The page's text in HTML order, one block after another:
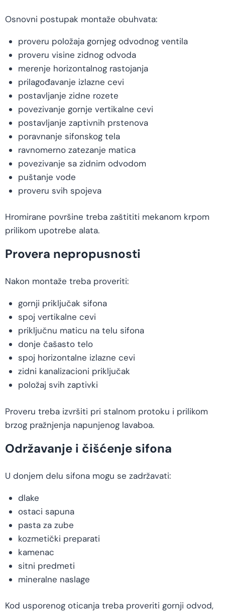
Osnovni postupak montaže obuhvata:
proveru položaja gornjeg odvodnog ventila
proveru visine zidnog odvoda
merenje horizontalnog rastojanja
prilagođavanje izlazne cevi
postavljanje zidne rozete
povezivanje gornje vertikalne cevi
postavljanje zaptivnih prstenova
poravnanje sifonskog tela
ravnomerno zatezanje matica
povezivanje sa zidnim odvodom
puštanje vode
proveru svih spojeva
Hromirane površine treba zaštititi mekanom krpom
prilikom upotrebe alata.
Provera nepropusnosti
Nakon montaže treba proveriti:
gornji priključak sifona
spoj vertikalne cevi
priključnu maticu na telu sifona
donje čašasto telo
spoj horizontalne izlazne cevi
zidni kanalizacioni priključak
položaj svih zaptivki
Proveru treba izvršiti pri stalnom protoku i prilikom
brzog pražnjenja napunjenog lavaboa.
Održavanje i čišćenje sifona
U donjem delu sifona mogu se zadržavati:
dlake
ostaci sapuna
pasta za zube
kozmetički preparati
kamenac
sitni predmeti
mineralne naslage
Kod usporenog oticanja treba proveriti gornji odvod,